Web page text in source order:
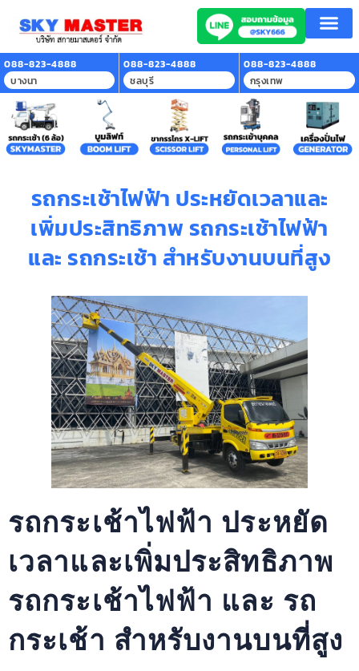
088-823-4888
บางนา
088-823-4888
ชลบุรี
088-823-4888
กรุงเทพ
รถกระเช้าไฟฟ้า ประหยัดเวลาและ
เพิ่มประสิทธิภาพ รถกระเช้าไฟฟ้า
และ รถกระเช้า สำหรับงานบนที่สูง
รถกระเช้าไฟฟ้า ประหยัด
เวลาและเพิ่มประสิทธิภาพ
รถกระเช้าไฟฟ้า และ รถ
กระเช้า สำหรับงานบนที่สูง